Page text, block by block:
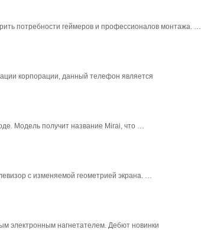
потребности геймеров и профессионалов монтажа. …
корпорации, данный телефон является
Модель получит название Mirai, что …
с изменяемой геометрией экрана. …
электронным нагнетателем. Дебют новинки